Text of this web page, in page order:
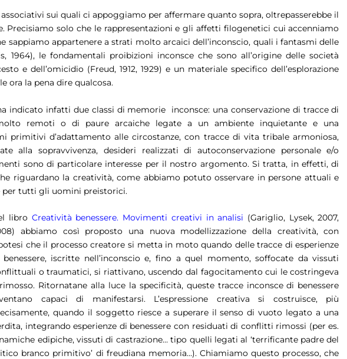
sui quali ci appoggiamo per affermare quanto sopra, oltrepasserebbe il
Precisiamo solo che le rappresentazioni e gli affetti filogenetici cui accenniamo
sappiamo appartenere a strati molto arcaici dell’inconscio, quali i fantasmi delle
1964), le fondamentali proibizioni inconsce che sono all’origine delle società
e dell’omicidio (Freud, 1912, 1929) e un materiale specifico dell’esplorazione
ora la pena dire qualcosa.
indicato infatti due classi di memorie inconsce: una conservazione di tracce di
remoti o di paure arcaiche legate a un ambiente inquietante e una
primitivi d’adattamento alle circostanze, con tracce di vita tribale armoniosa,
alla sopravvivenza, desideri realizzati di autoconservazione personale e/o
sono di particolare interesse per il nostro argomento. Si tratta, in effetti, di
riguardano la creatività, come abbiamo potuto osservare in persone attuali e
per tutti gli uomini preistorici.
libro Creatività benessere. Movimenti creativi in analisi (Gariglio, Lysek, 2007,
abbiamo così proposto una nuova modellizzazione della creatività, con
che il processo creatore si metta in moto quando delle tracce di esperienze
iscritte nell’inconscio e, fino a quel momento, soffocate da vissuti
o traumatici, si riattivano, uscendo dal fagocitamento cui le costringeva
Ritornatane alla luce la specificità, queste tracce inconsce di benessere
capaci di manifestarsi. L’espressione creativa si costruisce, più
quando il soggetto riesce a superare il senso di vuoto legato a una
integrando esperienze di benessere con residuati di conflitti rimossi (per es.
edipiche, vissuti di castrazione…tipo quelli legati al ‘terrificante padre del
branco primitivo’ di freudiana memoria…). Chiamiamo questo processo, che